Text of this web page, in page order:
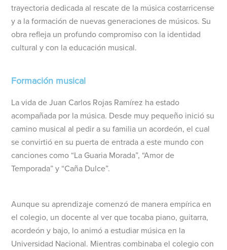
trayectoria dedicada al rescate de la música costarricense
y a la formación de nuevas generaciones de músicos. Su
obra refleja un profundo compromiso con la identidad
cultural y con la educación musical.
Formación musical
La vida de Juan Carlos Rojas Ramírez ha estado
acompañada por la música. Desde muy pequeño inició su
camino musical al pedir a su familia un acordeón, el cual
se convirtió en su puerta de entrada a este mundo con
canciones como “La Guaria Morada”, “Amor de
Temporada” y “Caña Dulce”.
Aunque su aprendizaje comenzó de manera empírica en
el colegio, un docente al ver que tocaba piano, guitarra,
acordeón y bajo, lo animó a estudiar música en la
Universidad Nacional. Mientras combinaba el colegio con